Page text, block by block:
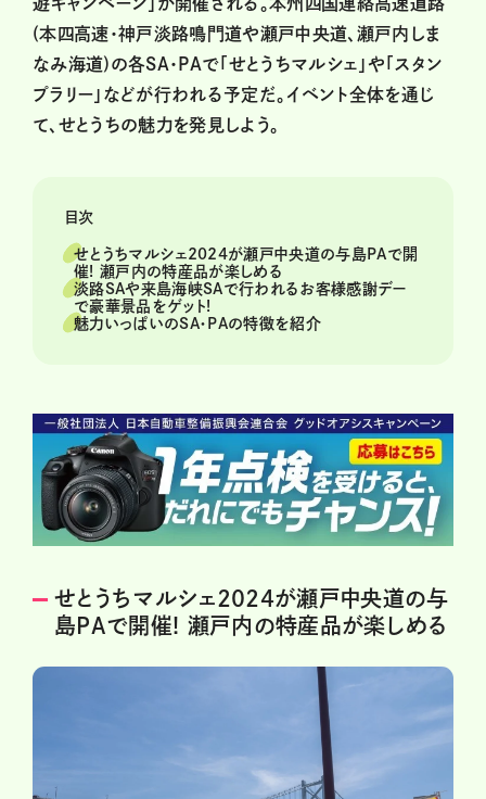
遊キャンペーン」が開催される。本州四国連絡高速道路
(本四高速・神戸淡路鳴門道や瀬戸中央道、瀬戸内しま
なみ海道)の各SA・PAで「せとうちマルシェ」や「スタン
プラリー」などが行われる予定だ。イベント全体を通じ
て、せとうちの魅力を発見しよう。
目次
せとうちマルシェ2024が瀬戸中央道の与島PAで開
催! 瀬戸内の特産品が楽しめる
淡路SAや来島海峡SAで行われるお客様感謝デー
で豪華景品をゲット!
魅力いっぱいのSA・PAの特徴を紹介
せとうちマルシェ2024が瀬戸中央道の与
島PAで開催! 瀬戸内の特産品が楽しめる